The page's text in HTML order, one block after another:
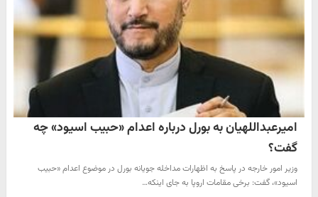
امیرعبداللهیان به بورل درباره اعدام «حبیب اسیود» چه
گفت؟
وزیر امور خارجه در پاسخ به اظهارات مداخله جویانه بورل در موضوع اعدام «حبیب
اسیود»، گفت: برخی مقامات اروپا به جای اینکه…